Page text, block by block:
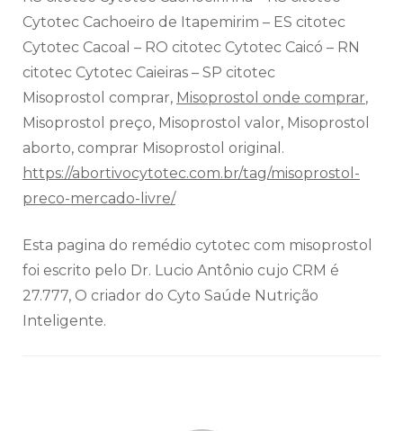
Cytotec Cachoeiro de Itapemirim – ES citotec
Cytotec Cacoal – RO citotec Cytotec Caicó – RN
citotec Cytotec Caieiras – SP citotec
Misoprostol comprar, Misoprostol onde comprar,
Misoprostol preço, Misoprostol valor, Misoprostol
aborto, comprar Misoprostol original.
https://abortivocytotec.com.br/tag/misoprostol-
preco-mercado-livre/
Esta pagina do remédio cytotec com misoprostol
foi escrito pelo Dr. Lucio Antônio cujo CRM é
27.777, O criador do Cyto Saúde Nutrição
Inteligente.